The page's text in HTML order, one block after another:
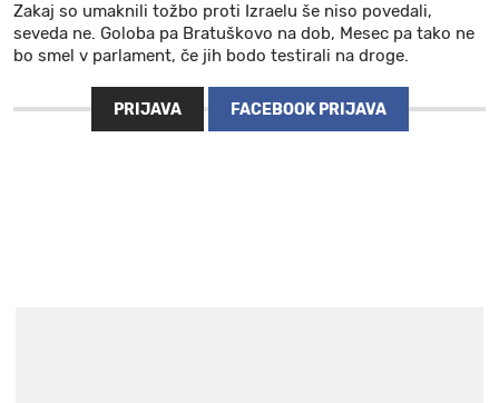
Zakaj so umaknili tožbo proti Izraelu še niso povedali,
seveda ne. Goloba pa Bratuškovo na dob, Mesec pa tako ne
bo smel v parlament, če jih bodo testirali na droge.
PRIJAVA FACEBOOK PRIJAVA